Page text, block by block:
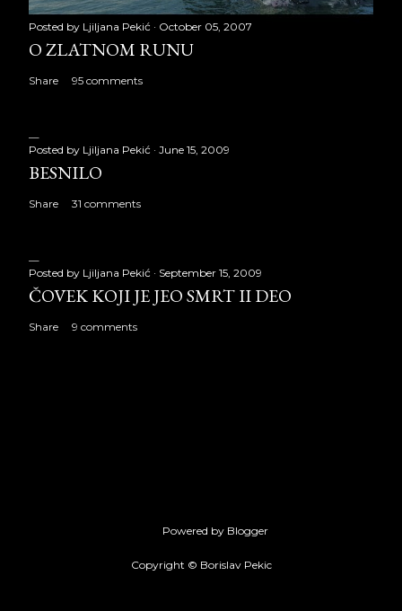
Posted by Ljiljana Pekić October 05, 2007
O ZLATNOM RUNU
Share 95 comments
Posted by Ljiljana Pekić June 15, 2009
BESNILO
Share 31 comments
Posted by Ljiljana Pekić September 15, 2009
ČOVEK KOJI JE JEO SMRT II DEO
Share 9 comments
Powered by Blogger
Copyright © Borislav Pekic